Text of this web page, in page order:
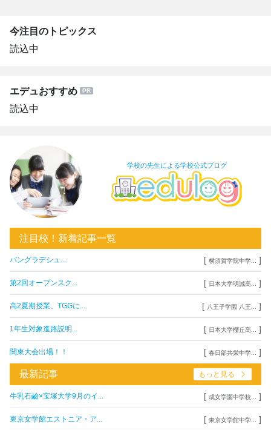
今注目のトピックス
読込中
エデュおすすめ
読込中
学校の先生による学校公式ブログ
注目校！新着記事一覧
バングラデシュ... [ 横須賀学院中学... ]
第2回オープンスク... [ 日本大学明誠高... ]
高2夏期授業、TGGに... [ 八王子学園 八王... ]
1年生対象進路説明... [ 日本大学櫻丘高... ]
関東大会出場！！ [ 春日部共栄中学... ]
最新記事 もっと見る
牛乳石鹼×宝塚大学9月のイ... [ 成女学園中学校... ]
東京女学館エストニア・ア... [ 東京女学館中学... ]